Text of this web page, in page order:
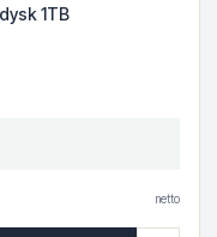
1TB
netto